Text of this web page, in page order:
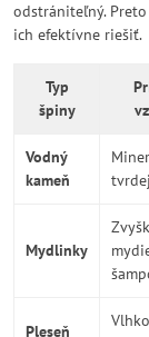
odstrániteľný.
ich efektívne riešiť.
Typ
špiny
Vodný
kameň
Mydlinky
Pleseň